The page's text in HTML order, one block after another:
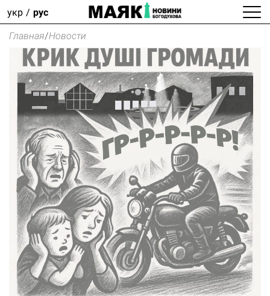
укр рус
Главная/Новости